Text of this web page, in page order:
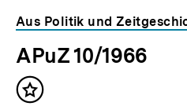
Aus Politik und
APuZ 10/1966
Inhalt